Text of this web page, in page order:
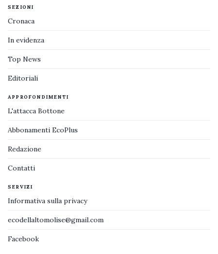
SEZIONI
Cronaca
In evidenza
Top News
Editoriali
APPROFONDIMENTI
L'attacca Bottone
Abbonamenti EcoPlus
Redazione
Contatti
SERVIZI
Informativa sulla privacy
ecodellaltomolise@gmail.com
Facebook